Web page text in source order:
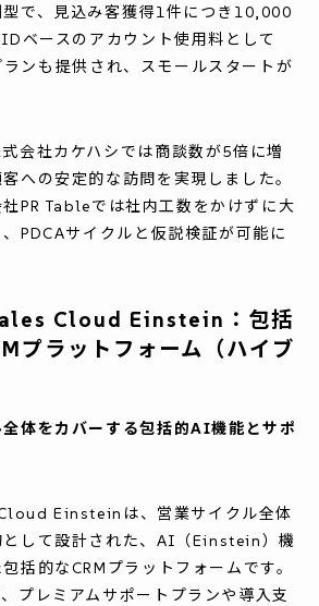
で、見込み客獲得1件につき10,000
ベースのアカウント使用料として
ンも提供され、スモールスタートが
会社カケハシでは商談数が5倍に増
への安定的な訪問を実現しました。
PR Tableでは社内工数をかけずに大
PDCAサイクルと仮説検証が可能に
Cloud Einstein：包括
プラットフォーム（ハイブ
体をカバーする包括的AI機能とサポ
Einsteinは、営業サイクル全体
として設計された、AI（Einstein）機
括的なCRMプラットフォームです。
プレミアムサポートプランや導入支